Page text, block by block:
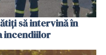
să intervină în
incendiilor